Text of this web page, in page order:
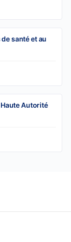
santé et au
Autorité